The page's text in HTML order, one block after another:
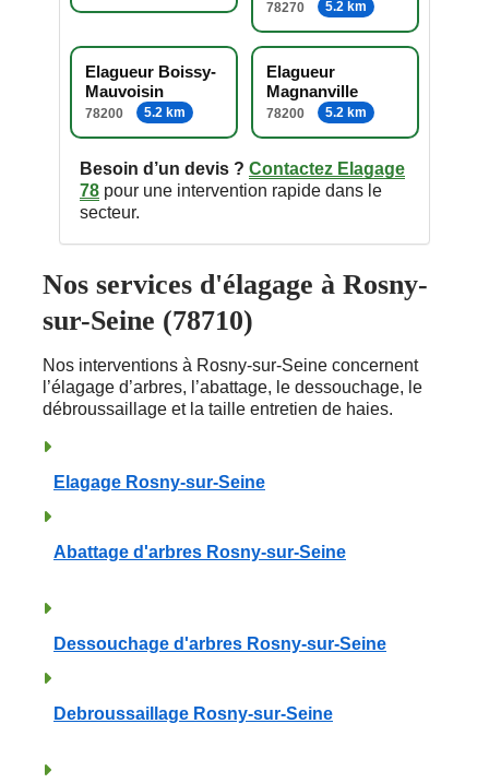
78270 5.2 km
Elagueur Boissy-
Mauvoisin
78200 5.2 km
Elagueur
Magnanville
78200 5.2 km
Besoin d’un devis ? Contactez Elagage
78 pour une intervention rapide dans le
secteur.
Nos services d'élagage à Rosny-
sur-Seine (78710)
Nos interventions à Rosny-sur-Seine concernent
l’élagage d’arbres, l’abattage, le dessouchage, le
débroussaillage et la taille entretien de haies.
Elagage Rosny-sur-Seine
Abattage d'arbres Rosny-sur-Seine
Dessouchage d'arbres Rosny-sur-Seine
Debroussaillage Rosny-sur-Seine